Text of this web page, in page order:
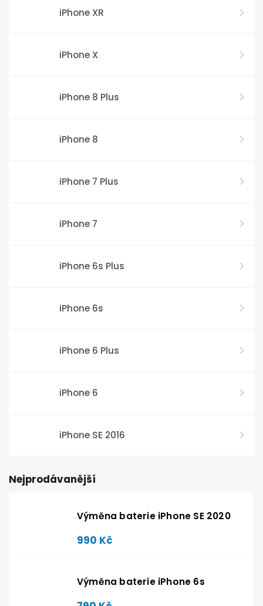
iPhone XR
iPhone X
iPhone 8 Plus
iPhone 8
iPhone 7 Plus
iPhone 7
iPhone 6s Plus
iPhone 6s
iPhone 6 Plus
iPhone 6
iPhone SE 2016
Nejprodávanější
Výměna baterie iPhone SE 2020
990 Kč
Výměna baterie iPhone 6s